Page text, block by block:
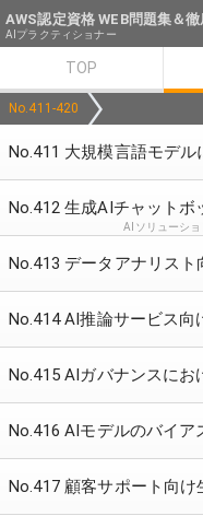
AWS認定資格 WEB問題集＆
AIプラクティショナー
TOP
No.411-420
No.411 大規模言語モデル
No.412 生成AIチャットボッ
AIソリューシ
No.413 データアナリス
No.414 AI推論サービス
No.415 AIガバナンスに
No.416 AIモデルのバイ
No.417 顧客サポート向